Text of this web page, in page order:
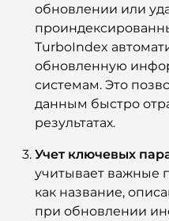
обновлении или
TurboIndex
обновленную
системам. Это
данным быстро
результатах.
Учет ключевых
учитывает важные
как название,
при обновлении